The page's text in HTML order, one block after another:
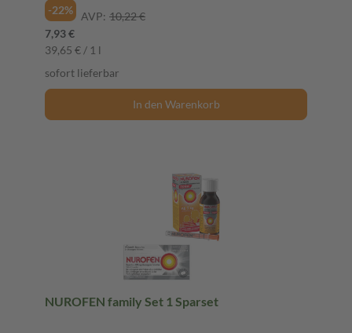
-22% AVP: 10,22 €
7,93 €
39,65 € / 1 l
sofort lieferbar
In den Warenkorb
NUROFEN family Set 1 Sparset